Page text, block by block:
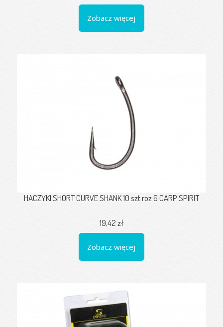
Zobacz więcej
HACZYKI SHORT CURVE SHANK 10 szt roz 6 CARP SPIRIT
19,42 zł
Zobacz więcej